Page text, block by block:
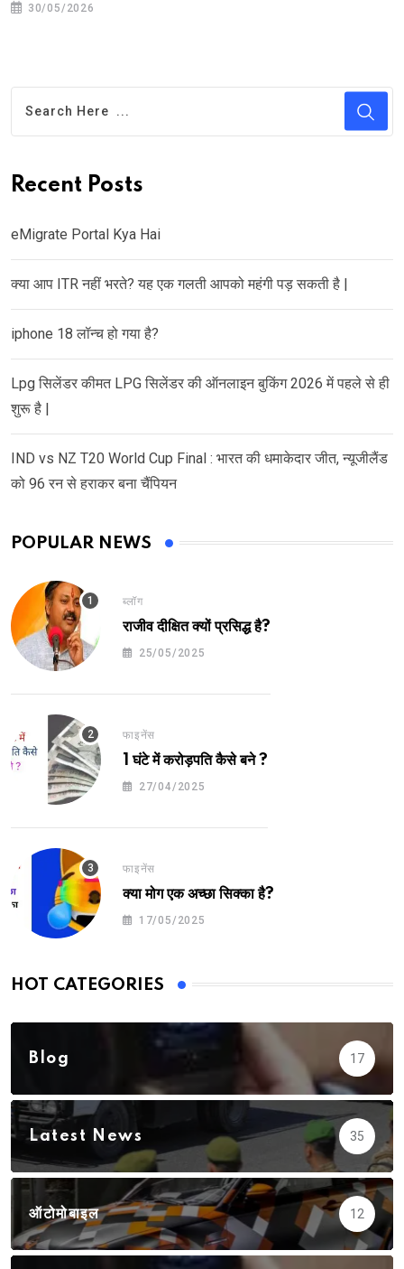
30/05/2026
Recent Posts
eMigrate Portal Kya Hai
क्या आप ITR नहीं भरते? यह एक गलती आपको महंगी पड़ सकती है |
iphone 18 लॉन्च हो गया है?
Lpg सिलेंडर कीमत LPG सिलेंडर की ऑनलाइन बुकिंग 2026 में पहले से ही
शुरू है |
IND vs NZ T20 World Cup Final : भारत की धमाकेदार जीत, न्यूजीलैंड
को 96 रन से हराकर बना चैंपियन
POPULAR NEWS
ब्लॉग
राजीव दीक्षित क्यों प्रसिद्ध है?
25/05/2025
फाइनेंस
1 घंटे में करोड़पति कैसे बने ?
27/04/2025
फाइनेंस
क्या मोग एक अच्छा सिक्का है?
17/05/2025
HOT CATEGORIES
Blog 17
Latest News 35
ऑटोमोबाइल 12